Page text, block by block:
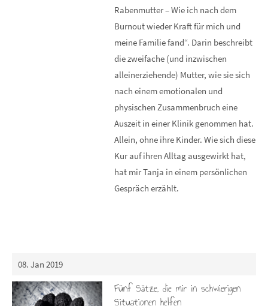
Rabenmutter – Wie ich nach dem
Burnout wieder Kraft für mich und
meine Familie fand“. Darin beschreibt
die zweifache (und inzwischen
alleinerziehende) Mutter, wie sie sich
nach einem emotionalen und
physischen Zusammenbruch eine
Auszeit in einer Klinik genommen hat.
Allein, ohne ihre Kinder. Wie sich diese
Kur auf ihren Alltag ausgewirkt hat,
hat mir Tanja in einem persönlichen
Gespräch erzählt.
08. Jan 2019
Fünf Sätze, die mir in schwierigen
Situationen helfen